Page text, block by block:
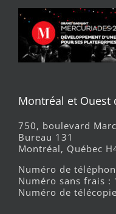
Montréal et Ouest
750, boulevard
Bureau 131
Montréal, Québec
Numéro de
Numéro sans frais :
Numéro de